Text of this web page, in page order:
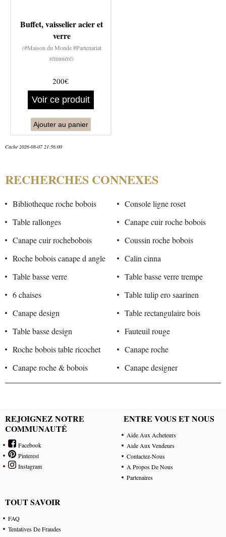
Buffet, vaisselier acier et
verre
(#Maison du Monde #Partenariat
rémunéré)
200€
Voir ce produit
Ajouter au panier
Cache 2026-08-07 21:56:00
RECHERCHES CONNEXES
Bibliotheque roche bobois
Console ligne roset
Table rallonges
Canape cuir roche bobois
Canape cuir rochebobois
Coussin roche bobois
Roche bobois canape d angle
Calin cinna
Table basse verre
Table basse verre trempe
6 chaises
Table tulip ero saarinen
Canape design
Table rectangulaire bois
Table basse design
Fauteuil rouge
Roche bobois table ricochet
Canape roche
Canape roche & bobois
Canape designer
REJOIGNEZ NOTRE
COMMUNAUTÉ
Facebook
Pinterest
Instagram
ENTRE VOUS ET NOUS
Aide Aux Acheteurs
Aide Aux Vendeurs
Contactez-Nous
A Propos De Nous
Partenaires
TOUT SAVOIR
FAQ
Tentatives De Fraudes